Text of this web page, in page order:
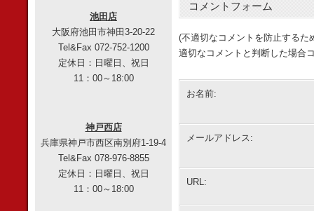
コメントフォーム
(不適切なコメントを防止するた
適切なコメントと判断した場合
お名前:
メールアドレス:
URL:
池田店
大阪府池田市神田3-20-22
Tel&Fax 072-752-1200
定休日：日曜日、祝日
11：00～18:00
神戸西店
兵庫県神戸市西区南別府1-19-4
Tel&Fax 078-976-8855
定休日：日曜日、祝日
11：00～18:00